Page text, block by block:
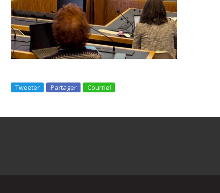
Tweeter Partager Courriel